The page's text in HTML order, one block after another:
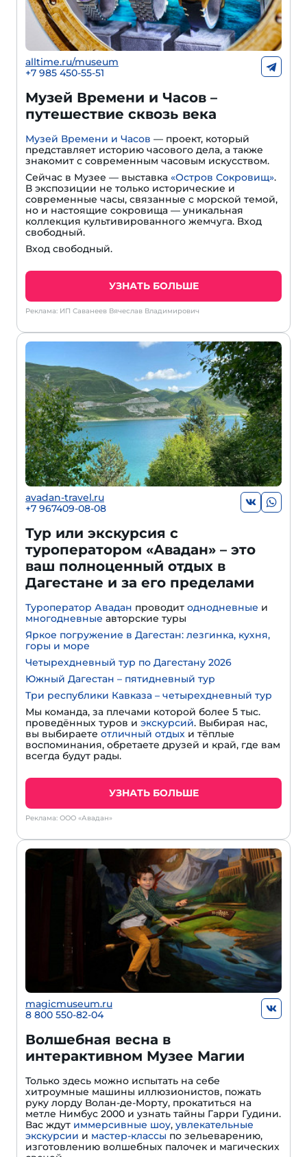
alltime.ru/museum
+7 985 450-55-51
Музей Времени и Часов –
путешествие сквозь века
Музей Времени и Часов — проект, который
представляет историю часового дела, а также
знакомит с современным часовым искусством.
Сейчас в Музее — выставка «Остров Сокровищ».
В экспозиции не только исторические и
современные часы, связанные с морской темой,
но и настоящие сокровища — уникальная
коллекция культивированного жемчуга. Вход
свободный.
Вход свободный.
УЗНАТЬ БОЛЬШЕ
Реклама: ИП Саванеев Вячеслав Владимирович
avadan-travel.ru
+7 967409-08-08
Тур или экскурсия с
туроператором «Авадан» – это
ваш полноценный отдых в
Дагестане и за его пределами
Туроператор Авадан проводит однодневные и
многодневные авторские туры
Яркое погружение в Дагестан: лезгинка, кухня,
горы и море
Четырехдневный тур по Дагестану 2026
Южный Дагестан – пятидневный тур
Три республики Кавказа – четырехдневный тур
Мы команда, за плечами которой более 5 тыс.
проведённых туров и экскурсий. Выбирая нас,
вы выбираете отличный отдых и тёплые
воспоминания, обретаете друзей и край, где вам
всегда будут рады.
УЗНАТЬ БОЛЬШЕ
Реклама: ООО «Авадан»
magicmuseum.ru
8 800 550-82-04
Волшебная весна в
интерактивном Музее Магии
Только здесь можно испытать на себе
хитроумные машины иллюзионистов, пожать
руку лорду Волан-де-Морту, прокатиться на
метле Нимбус 2000 и узнать тайны Гарри Гудини.
Вас ждут иммерсивные шоу, увлекательные
экскурсии и мастер-классы по зельеварению,
изготовлению волшебных палочек и магических